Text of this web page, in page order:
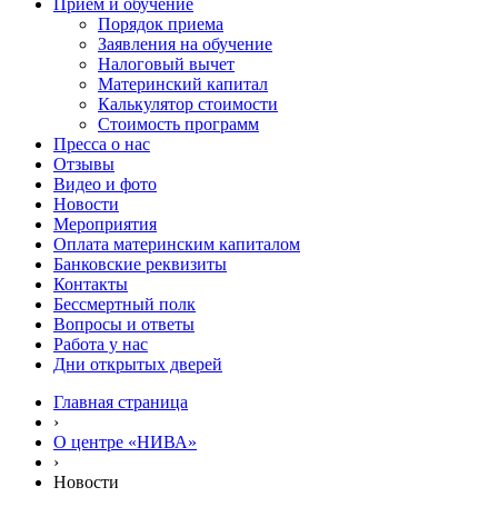
Порядок приема
Заявления на обучение
Налоговый вычет
Материнский капитал
Калькулятор стоимости
Стоимость программ
Пресса о нас
Отзывы
Видео и фото
Новости
Мероприятия
Оплата материнским капиталом
Банковские реквизиты
Контакты
Бессмертный полк
Вопросы и ответы
Работа у нас
Дни открытых дверей
Главная страница
›
О центре «НИВА»
›
Новости